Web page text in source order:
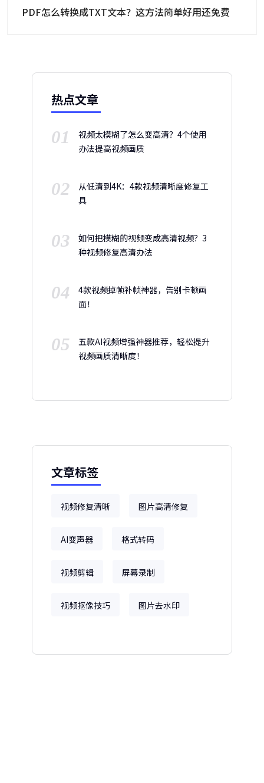
PDF怎么转换成TXT文本？这方法简单好用还免费
热点文章
01
视频太模糊了怎么变高清？4个使用
办法提高视频画质
02
从低清到4K：4款视频清晰度修复工
具
03
如何把模糊的视频变成高清视频？3
种视频修复高清办法
04
4款视频掉帧补帧神器，告别卡顿画
面！
05
五款AI视频增强神器推荐，轻松提升
视频画质清晰度！
文章标签
视频修复清晰 图片高清修复
AI变声器 格式转码
视频剪辑 屏幕录制
视频抠像技巧 图片去水印